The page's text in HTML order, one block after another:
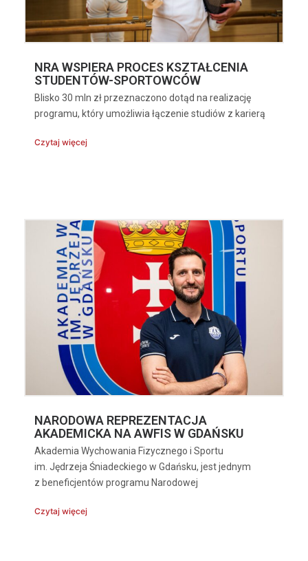
NRA WSPIERA PROCES KSZTAŁCENIA
STUDENTÓW-SPORTOWCÓW
Blisko 30 mln zł przeznaczono dotąd na realizację
programu, który umożliwia łączenie studiów z karierą
Czytaj więcej
NARODOWA REPREZENTACJA
AKADEMICKA NA AWFIS W GDAŃSKU
Akademia Wychowania Fizycznego i Sportu
im. Jędrzeja Śniadeckiego w Gdańsku, jest jednym
z beneficjentów programu Narodowej
Czytaj więcej